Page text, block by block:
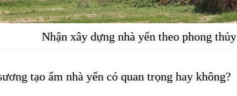
Nhận xây dựng nhà yến theo phong thủy
tạo ẩm nhà yến có quan trọng hay không?